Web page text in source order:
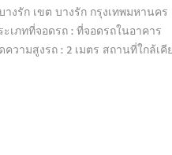
งรัก เขต บางรัก กรุงเทพมหานคร
เภทที่จอดรถ : ที่จอดรถในอาคาร
ความสูงรถ : 2 เมตร สถานที่ใกล้เคี